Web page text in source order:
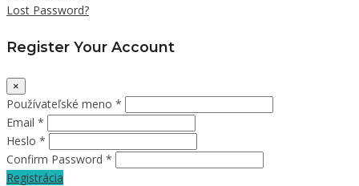
Lost Password?
Register Your Account
×
Používateľské meno *
Email *
Heslo *
Confirm Password *
Registrácia